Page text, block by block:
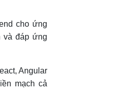
cho ứng
và đáp ứng
Angular
mạch cả